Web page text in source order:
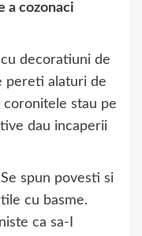
a cozonaci
decoratiuni de
pereti alaturi de
coronitele stau pe
dau incaperii
spun povesti si
cu basme.
ca sa-I